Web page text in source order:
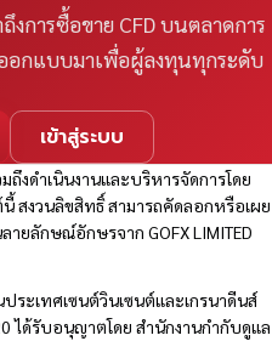
การซื้อขาย CFD บนตลาดการ
อกแบบมาเพื่อผู้ลงทุนทุกระดับ
เข้าสู่ระบบ
ถึงดำเนินงานและบริหารจัดการโดย
สงวนลิขสิทธิ์ สามารถคัดลอกหรือเผย
ยลักษณ์อักษรจาก GOFX LIMITED
ระเทศเซนต์วินเซนต์และเกรนาดีนส์
ได้รับอนุญาตโดย สำนักงานกำกับดูแล